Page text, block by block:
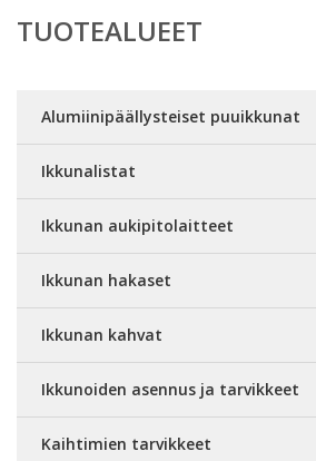
TUOTEALUEET
Alumiinipäällysteiset puuikkunat
Ikkunalistat
Ikkunan aukipitolaitteet
Ikkunan hakaset
Ikkunan kahvat
Ikkunoiden asennus ja tarvikkeet
Kaihtimien tarvikkeet